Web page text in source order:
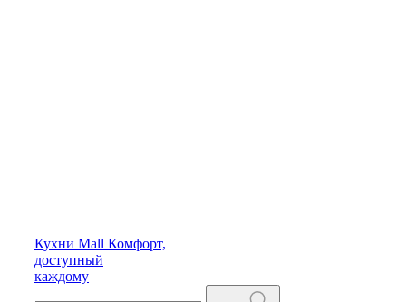
Кухни Mall Комфорт,
доступный
каждому